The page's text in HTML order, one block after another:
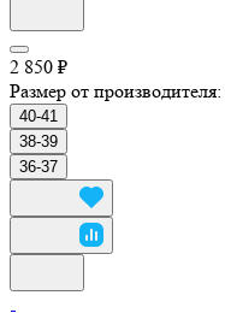
2 850 ₽
Размер от производителя:
40-41
38-39
36-37